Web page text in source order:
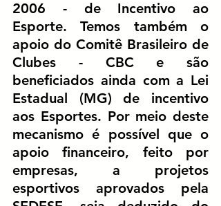
2006 - de Incentivo ao
Esporte. Temos também o
apoio do Comitê Brasileiro de
Clubes - CBC e são
beneficiados ainda com a Lei
Estadual (MG) de incentivo
aos Esportes. Por meio deste
mecanismo é possível que o
apoio financeiro, feito por
empresas, a projetos
esportivos aprovados pela